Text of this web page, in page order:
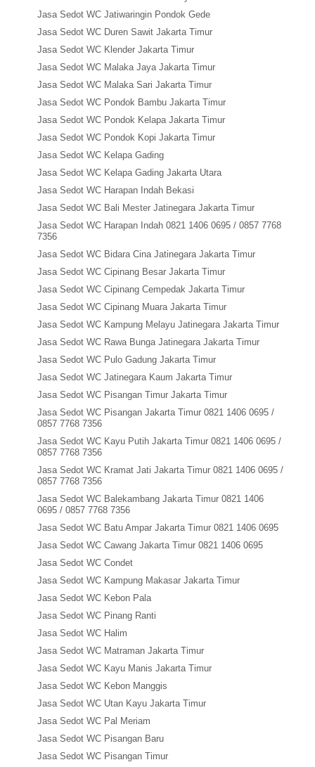
Jasa Sedot WC Jatiwaringin Pondok Gede
Jasa Sedot WC Duren Sawit Jakarta Timur
Jasa Sedot WC Klender Jakarta Timur
Jasa Sedot WC Malaka Jaya Jakarta Timur
Jasa Sedot WC Malaka Sari Jakarta Timur
Jasa Sedot WC Pondok Bambu Jakarta Timur
Jasa Sedot WC Pondok Kelapa Jakarta Timur
Jasa Sedot WC Pondok Kopi Jakarta Timur
Jasa Sedot WC Kelapa Gading
Jasa Sedot WC Kelapa Gading Jakarta Utara
Jasa Sedot WC Harapan Indah Bekasi
Jasa Sedot WC Bali Mester Jatinegara Jakarta Timur
Jasa Sedot WC Harapan Indah 0821 1406 0695 / 0857 7768
7356
Jasa Sedot WC Bidara Cina Jatinegara Jakarta Timur
Jasa Sedot WC Cipinang Besar Jakarta Timur
Jasa Sedot WC Cipinang Cempedak Jakarta Timur
Jasa Sedot WC Cipinang Muara Jakarta Timur
Jasa Sedot WC Kampung Melayu Jatinegara Jakarta Timur
Jasa Sedot WC Rawa Bunga Jatinegara Jakarta Timur
Jasa Sedot WC Pulo Gadung Jakarta Timur
Jasa Sedot WC Jatinegara Kaum Jakarta Timur
Jasa Sedot WC Pisangan Timur Jakarta Timur
Jasa Sedot WC Pisangan Jakarta Timur 0821 1406 0695 /
0857 7768 7356
Jasa Sedot WC Kayu Putih Jakarta Timur 0821 1406 0695 /
0857 7768 7356
Jasa Sedot WC Kramat Jati Jakarta Timur 0821 1406 0695 /
0857 7768 7356
Jasa Sedot WC Balekambang Jakarta Timur 0821 1406
0695 / 0857 7768 7356
Jasa Sedot WC Batu Ampar Jakarta Timur 0821 1406 0695
Jasa Sedot WC Cawang Jakarta Timur 0821 1406 0695
Jasa Sedot WC Condet
Jasa Sedot WC Kampung Makasar Jakarta Timur
Jasa Sedot WC Kebon Pala
Jasa Sedot WC Pinang Ranti
Jasa Sedot WC Halim
Jasa Sedot WC Matraman Jakarta Timur
Jasa Sedot WC Kayu Manis Jakarta Timur
Jasa Sedot WC Kebon Manggis
Jasa Sedot WC Utan Kayu Jakarta Timur
Jasa Sedot WC Pal Meriam
Jasa Sedot WC Pisangan Baru
Jasa Sedot WC Pisangan Timur